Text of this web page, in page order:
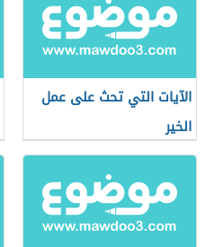
الآيات التي تحث على عمل
الخير